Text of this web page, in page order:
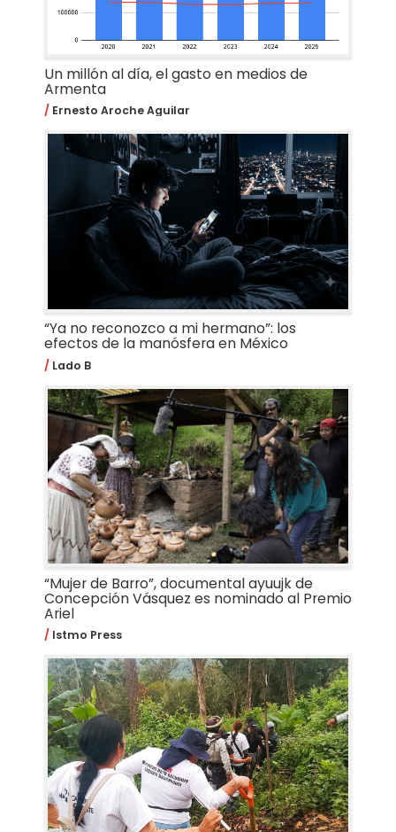
Un millón al día, el gasto en medios de
Armenta
Ernesto Aroche Aguilar
“Ya no reconozco a mi hermano”: los
efectos de la manósfera en México
Lado B
“Mujer de Barro”, documental ayuujk de
Concepción Vásquez es nominado al Premio
Ariel
Istmo Press